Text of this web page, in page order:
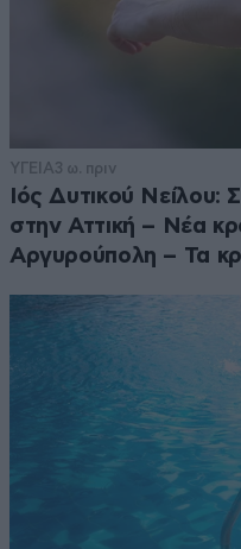
ΥΓΕΙΑ3 ω. πριν
Ιός Δυτικού Νείλου:
στην Αττική – Νέα
Αργυρούπολη – Τα